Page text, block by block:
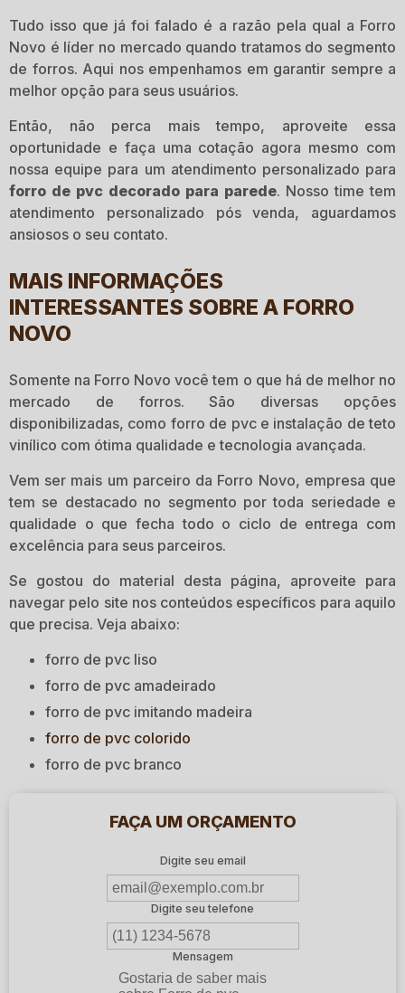
Tudo isso que já foi falado é a razão pela qual a Forro
Novo é líder no mercado quando tratamos do segmento
de forros. Aqui nos empenhamos em garantir sempre a
melhor opção para seus usuários.
Então, não perca mais tempo, aproveite essa
oportunidade e faça uma cotação agora mesmo com
nossa equipe para um atendimento personalizado para
forro de pvc decorado para parede. Nosso time tem
atendimento personalizado pós venda, aguardamos
ansiosos o seu contato.
MAIS INFORMAÇÕES
INTERESSANTES SOBRE A FORRO
NOVO
Somente na Forro Novo você tem o que há de melhor no
mercado de forros. São diversas opções
disponibilizadas, como forro de pvc e instalação de teto
vinílico com ótima qualidade e tecnologia avançada.
Vem ser mais um parceiro da Forro Novo, empresa que
tem se destacado no segmento por toda seriedade e
qualidade o que fecha todo o ciclo de entrega com
excelência para seus parceiros.
Se gostou do material desta página, aproveite para
navegar pelo site nos conteúdos específicos para aquilo
que precisa. Veja abaixo:
forro de pvc liso
forro de pvc amadeirado
forro de pvc imitando madeira
forro de pvc colorido
forro de pvc branco
FAÇA UM ORÇAMENTO
Digite seu email
Digite seu telefone
Mensagem